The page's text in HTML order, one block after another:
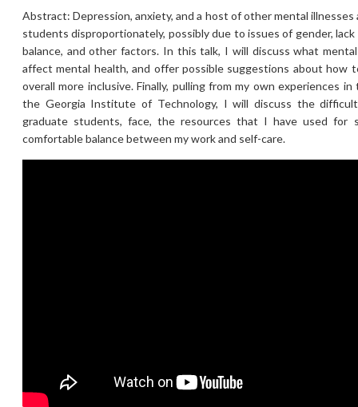
Abstract: Depression, anxiety, and a host of other mental
students disproportionately, possibly due to issues of gender,
balance, and other factors. In this talk, I will discuss what
affect mental health, and offer possible suggestions about how
overall more inclusive. Finally, pulling from my own experiences
the Georgia Institute of Technology, I will discuss the
graduate students, face, the resources that I have used for
comfortable balance between my work and self-care.